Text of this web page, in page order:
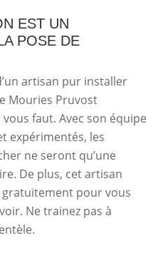
EST UN
POSE DE
artisan pur installer
Mouries Pruvost
vous faut. Avec son équipe
expérimentés, les
ne seront qu’une
De plus, cet artisan
pour vous
Ne trainez pas à